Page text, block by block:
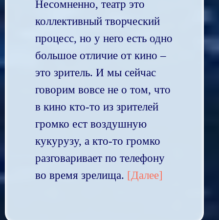
Несомненно, театр это
коллективный творческий
процесс, но у него есть одно
большое отличие от кино –
это зритель. И мы сейчас
говорим вовсе не о том, что
в кино кто-то из зрителей
громко ест воздушную
кукурузу, а кто-то громко
разговаривает по телефону
во время зрелища. [Далее]